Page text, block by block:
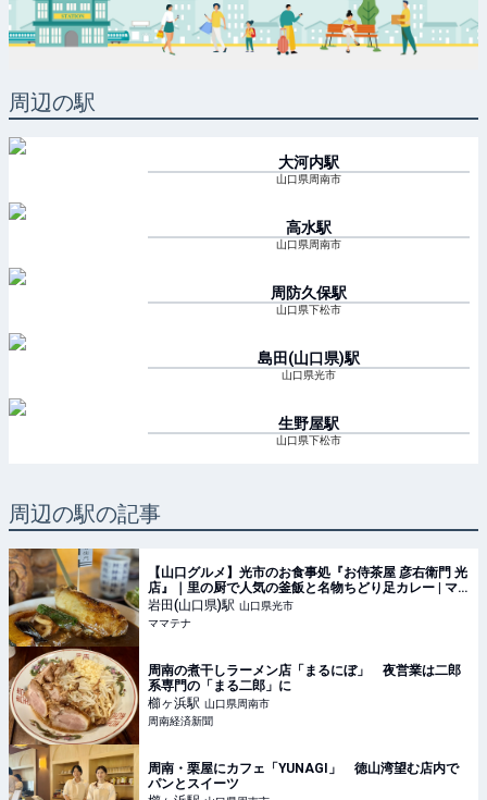
周辺の駅
大河内駅
山口県周南市
高水駅
山口県周南市
周防久保駅
山口県下松市
島田(山口県)駅
山口県光市
生野屋駅
山口県下松市
周辺の駅の記事
【山口グルメ】光市のお食事処『お侍茶屋 彦右衛門 光
店』｜里の厨で人気の釜飯と名物ちどり足カレー | マ
マテナ
岩田(山口県)駅 山口県光市
ママテナ
周南の煮干しラーメン店「まるにぼ」 夜営業は二郎
系専門の「まる二郎」に
櫛ヶ浜駅 山口県周南市
周南経済新聞
周南・栗屋にカフェ「YUNAGI」 徳山湾望む店内で
パンとスイーツ